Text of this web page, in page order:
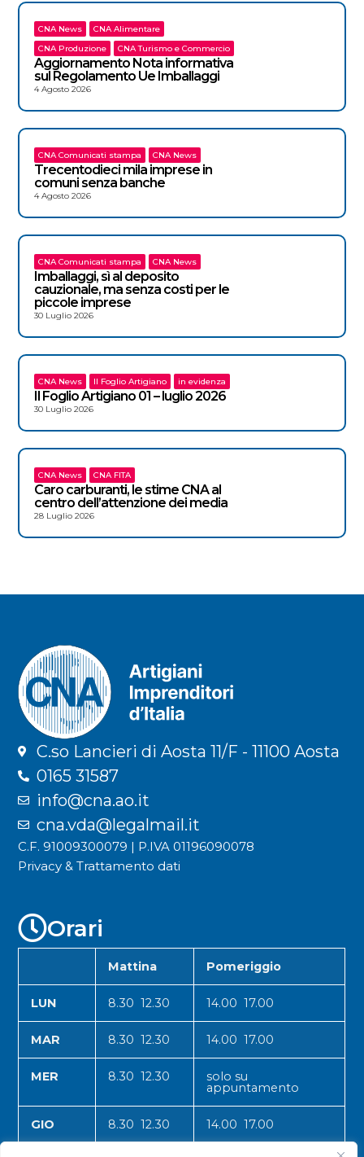
CNA News
CNA Alimentare
CNA Produzione
CNA Turismo e Commercio
Aggiornamento Nota informativa
sul Regolamento Ue Imballaggi
4 Agosto 2026
CNA Comunicati stampa CNA News
Trecentodieci mila imprese in
comuni senza banche
4 Agosto 2026
CNA Comunicati stampa CNA News
Imballaggi, sì al deposito
cauzionale, ma senza costi per le
piccole imprese
30 Luglio 2026
CNA News Il Foglio Artigiano in evidenza
Il Foglio Artigiano 01 – luglio 2026
30 Luglio 2026
CNA News CNA FITA
Caro carburanti, le stime CNA al
centro dell’attenzione dei media
28 Luglio 2026
C.so Lancieri di Aosta 11/F - 11100 Aosta
0165 31587
info@cna.ao.it
cna.vda@legalmail.it
C.F. 91009300079 | P.IVA 01196090078
Privacy & Trattamento dati
Orari
Mattina Pomeriggio
LUN 8.30 12.30 14.00 17.00
MAR 8.30 12.30 14.00 17.00
MER 8.30 12.30 solo su
appuntamento
GIO 8.30 12.30 14.00 17.00